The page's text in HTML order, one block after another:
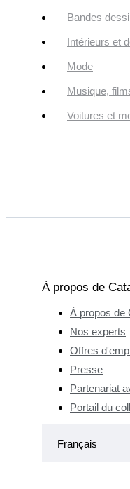
Bandes
Intérieurs et
Mode
Musique,
Voitures et
À propos de
À propos de
Nos experts
Offres
Presse
Partenariat
Portail du